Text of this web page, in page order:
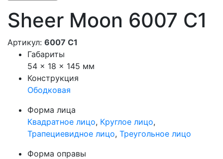
Sheer Moon 6007 С1
Артикул: 6007 С1
Габариты
54 × 18 × 145 мм
Конструкция
Ободковая
Форма лица
Квадратное лицо, Круглое лицо,
Трапециевидное лицо, Треугольное лицо
Форма оправы